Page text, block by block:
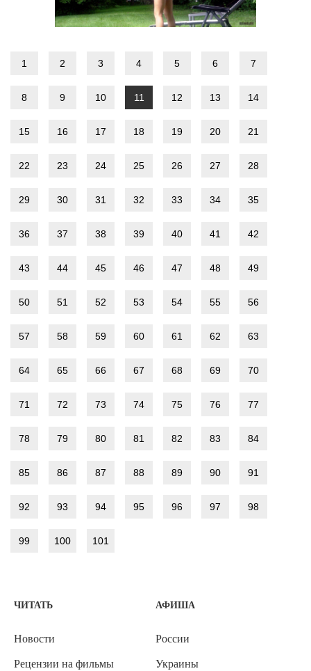
1 2 3 4 5 6 7
8 9 10 11 12 13 14
15 16 17 18 19 20 21
22 23 24 25 26 27 28
29 30 31 32 33 34 35
36 37 38 39 40 41 42
43 44 45 46 47 48 49
50 51 52 53 54 55 56
57 58 59 60 61 62 63
64 65 66 67 68 69 70
71 72 73 74 75 76 77
78 79 80 81 82 83 84
85 86 87 88 89 90 91
92 93 94 95 96 97 98
99 100 101
ЧИТАТЬ
Новости
Рецензии на фильмы
АФИША
России
Украины